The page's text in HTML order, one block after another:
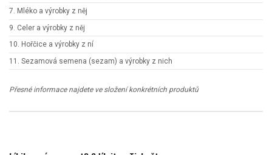
7. Mléko a výrobky z něj
9. Celer a výrobky z něj
10. Hořčice a výrobky z ní
11. Sezamová semena (sezam) a výrobky z nich
Přesné informace najdete ve složení konkrétních produktů